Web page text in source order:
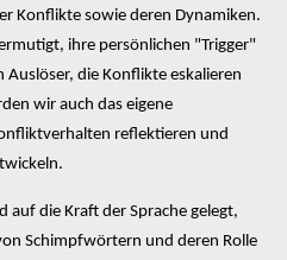
Konflikte sowie deren Dynamiken.
ihre persönlichen "Trigger"
die Konflikte eskalieren
wir auch das eigene
reflektieren und
auf die Kraft der Sprache gelegt,
Schimpfwörtern und deren Rolle